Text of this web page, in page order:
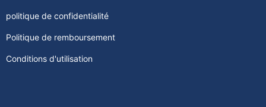
politique de confidentialité
Politique de remboursement
Conditions d'utilisation